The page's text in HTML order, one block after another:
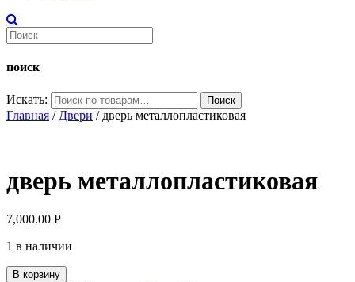
поиск
Искать: Поиск
Главная / Двери / дверь металлопластиковая
дверь металлопластиковая
7,000.00 Р
1 в наличии
В корзину